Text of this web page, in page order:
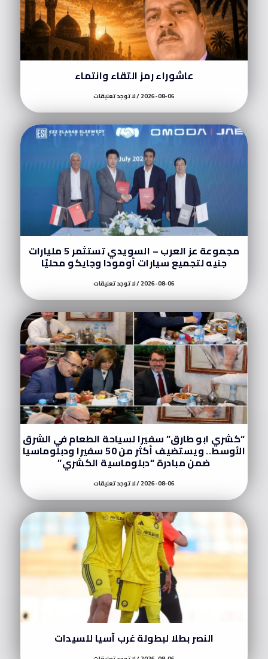
عاشوراء رمز التقاء وانتماء
2026-08-06 لا توجد تعليقات
مجموعة عز العرب – السويدي تستثمر 5 مليارات
جنيه لتجميع سيارات أومودا وجايكو محليًا
2026-08-06 لا توجد تعليقات
“كشري ابو طارق” سفيرا لسياحة الطعام في الشرق
الأوسط.. ويستضيف أكثر من 50 سفيرا ودبلوماسيا
ضمن مبادرة “دبلوماسية الكشري”
2026-08-06 لا توجد تعليقات
النصر بطلا لبطولة غرب آسيا للسيدات